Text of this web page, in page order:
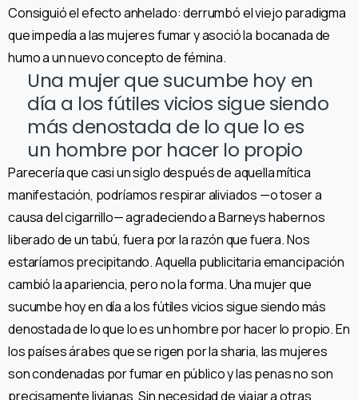
Consiguió el efecto anhelado: derrumbó el viejo paradigma
que impedía a las mujeres fumar y asoció la bocanada de
humo a un nuevo concepto de fémina.
Una mujer que sucumbe hoy en
día a los fútiles vicios sigue siendo
más denostada de lo que lo es
un hombre por hacer lo propio
Parecería que casi un siglo después de aquella mítica
manifestación, podríamos respirar aliviados —o toser a
causa del cigarrillo— agradeciendo a Barneys habernos
liberado de un tabú, fuera por la razón que fuera. Nos
estaríamos precipitando. Aquella publicitaria emancipación
cambió la apariencia, pero no la forma. Una mujer que
sucumbe hoy en día a los fútiles vicios sigue siendo más
denostada de lo que lo es un hombre por hacer lo propio. En
los países árabes que se rigen por la sharia, las mujeres
son condenadas por fumar en público y las penas no son
precisamente livianas. Sin necesidad de viajar a otras